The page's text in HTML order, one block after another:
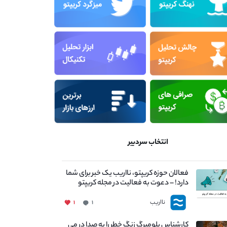
انتخاب سردبیر
فعالان حوزه کریپتو، نااریب یک خبر برای شما
دارد! – دعوت به فعالیت در مجله کریپتو
نااریب ۱ ۱